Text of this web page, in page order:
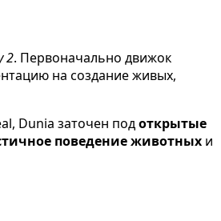
2. Первоначально движок
на создание живых,
Dunia заточен подоткрытые
поведение животных и